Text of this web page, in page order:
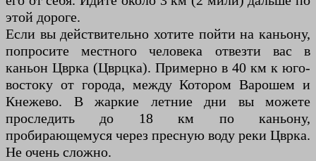
этой дороге.
Если вы действительно хотите пойти на каньону,
попросите местного человека отвезти вас в
каньон Цврка (Цврцка). Примерно в 40 км к юго-
востоку от города, между Котором Варошем и
Кнежево. В жаркие летние дни вы можете
проследить до 18 км по каньону,
пробирающемуся через пресную воду реки Цврка.
Не очень сложно.